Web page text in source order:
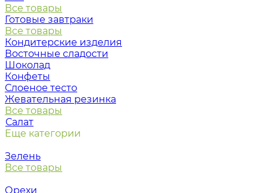
Все товары
Готовые завтраки
Все товары
Кондитерские изделия
Восточные сладости
Шоколад
Конфеты
Слоеное тесто
Жевательная резинка
Все товары
Салат
Еще категории
Зелень
Все товары
Орехи